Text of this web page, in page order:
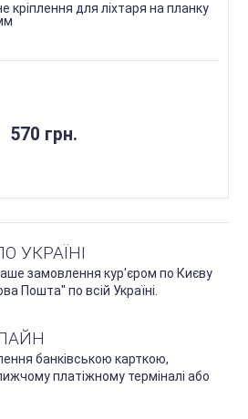
кріплення для ліхтаря на планку
570 грн.
УКРАЇНІ
замовлення кур'єром по Києву
Пошта" по всій Україні.
банківською карткою,
платіжному терміналі або